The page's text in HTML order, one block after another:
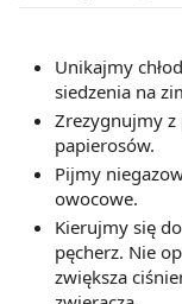
Unikajmy
siedzenia na
Zrezygnujmy z
papierosów.
Pijmy
owocowe.
Kierujmy się
pęcherz. Nie
zwiększa